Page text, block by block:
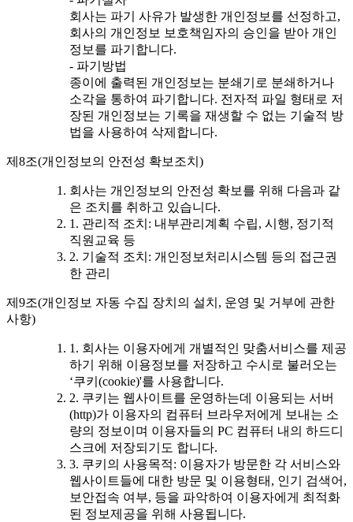
회사는 파기 사유가 발생한 개인정보를 선정하고,
회사의 개인정보 보호책임자의 승인을 받아 개인
정보를 파기합니다.
- 파기방법
종이에 출력된 개인정보는 분쇄기로 분쇄하거나
소각을 통하여 파기합니다. 전자적 파일 형태로 저
장된 개인정보는 기록을 재생할 수 없는 기술적 방
법을 사용하여 삭제합니다.
제8조(개인정보의 안전성 확보조치)
회사는 개인정보의 안전성 확보를 위해 다음과 같
은 조치를 취하고 있습니다.
1. 관리적 조치: 내부관리계획 수립, 시행, 정기적
직원교육 등
2. 기술적 조치: 개인정보처리시스템 등의 접근권
한 관리
제9조(개인정보 자동 수집 장치의 설치, 운영 및 거부에 관한
사항)
1. 회사는 이용자에게 개별적인 맞춤서비스를 제공
하기 위해 이용정보를 저장하고 수시로 불러오는
‘쿠키(cookie)'를 사용합니다.
2. 쿠키는 웹사이트를 운영하는데 이용되는 서버
(http)가 이용자의 컴퓨터 브라우저에게 보내는 소
량의 정보이며 이용자들의 PC 컴퓨터 내의 하드디
스크에 저장되기도 합니다.
3. 쿠키의 사용목적: 이용자가 방문한 각 서비스와
웹사이트들에 대한 방문 및 이용형태, 인기 검색어,
보안접속 여부, 등을 파악하여 이용자에게 최적화
된 정보제공을 위해 사용됩니다.